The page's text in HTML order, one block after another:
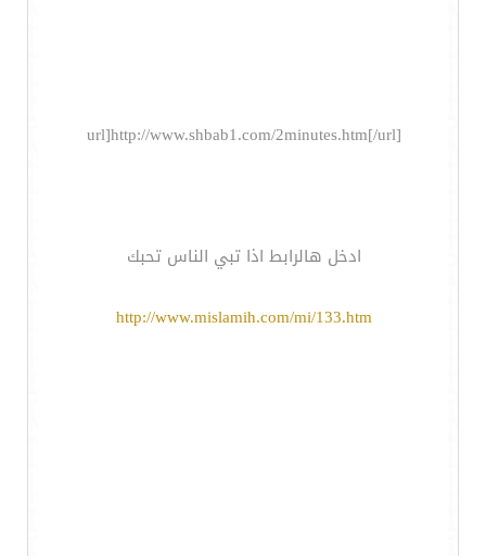
url]http://www.shbab1.com/2minutes.htm[/url]
ادخل هالرابط اذا تبي الناس تحبك
http://www.mislamih.com/mi/133.htm